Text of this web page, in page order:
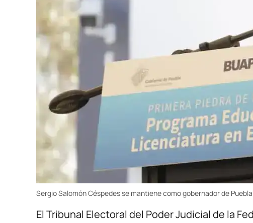
Sergio Salomón Céspedes se mantiene como gobernador de Puebla
El Tribunal Electoral del Poder Judicial de la